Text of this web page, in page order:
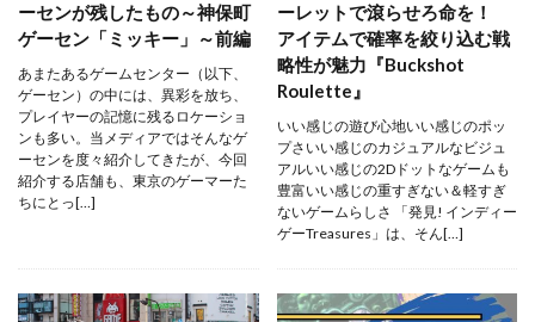
ーセンが残したもの～神保町
ゲーセン「ミッキー」～前編
あまたあるゲームセンター（以下、
ゲーセン）の中には、異彩を放ち、
プレイヤーの記憶に残るロケーショ
ンも多い。当メディアではそんなゲ
ーセンを度々紹介してきたが、今回
紹介する店舗も、東京のゲーマーた
ちにとっ[…]
ーレットで滾らせろ命を！
アイテムで確率を絞り込む戦
略性が魅力『Buckshot
Roulette』
いい感じの遊び心地いい感じのポッ
プさいい感じのカジュアルなビジュ
アルいい感じの2Dドットなゲームも
豊富いい感じの重すぎない＆軽すぎ
ないゲームらしさ 「発見! インディー
ゲーTreasures」は、そん[…]